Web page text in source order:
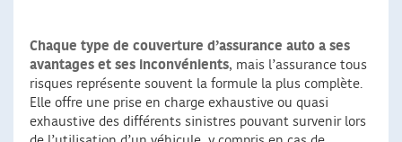
Chaque type de couverture d’assurance auto a ses
avantages et ses inconvénients, mais l’assurance tous
risques représente souvent la formule la plus complète.
Elle offre une prise en charge exhaustive ou quasi
exhaustive des différents sinistres pouvant survenir lors